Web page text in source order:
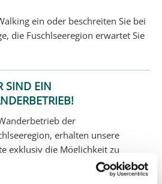
ein oder beschreiten Sie bei
die Fuschlseeregion erwartet Sie
SIND EIN
der
erhalten unsere
exklusiv die Möglichkeit zu
Wanderungen, mit